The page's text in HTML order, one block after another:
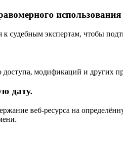
использования
судебным экспертам, чтобы
модификаций и других
дату.
веб-ресурса на